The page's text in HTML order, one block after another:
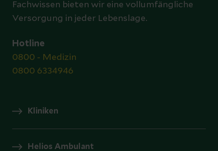
Fachwissen bieten wir eine vollumfängliche
Versorgung in jeder Lebenslage.
Hotline
0800 - Medizin
0800 6334946
Kliniken
Helios Ambulant